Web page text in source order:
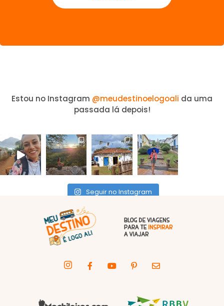
Estou no Instagram @meudestinoelogoali da uma
passada lá depois!
Seguir no Instagram